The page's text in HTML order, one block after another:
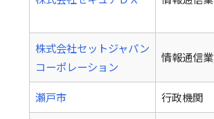
株式会社セットジャパン
コーポレーション
情報通信業
瀬戸市
行政機関